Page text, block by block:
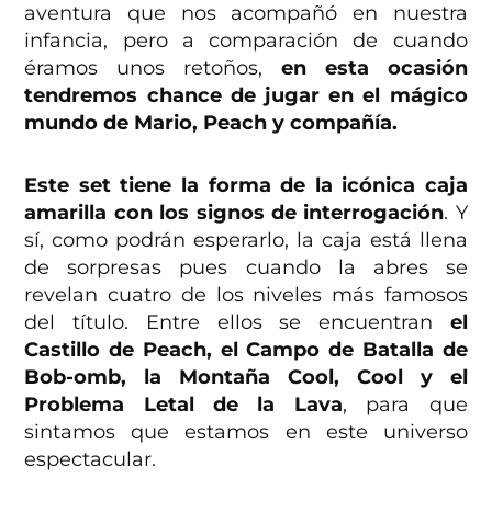
aventura que nos acompañó en nuestra
infancia, pero a comparación de cuando
éramos unos retoños, en esta ocasión
tendremos chance de jugar en el mágico
mundo de Mario, Peach y compañía.
Este set tiene la forma de la icónica caja
amarilla con los signos de interrogación. Y
sí, como podrán esperarlo, la caja está llena
de sorpresas pues cuando la abres se
revelan cuatro de los niveles más famosos
del título. Entre ellos se encuentran el
Castillo de Peach, el Campo de Batalla de
Bob-omb, la Montaña Cool, Cool y el
Problema Letal de la Lava, para que
sintamos que estamos en este universo
espectacular.